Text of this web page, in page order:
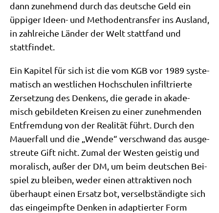
dann zuneh­mend durch das deut­sche Geld ein
üppi­ger Ideen- und Metho­den­trans­fer ins Aus­land,
in zahl­rei­che Län­der der Welt statt­fand und
stattfindet.
Ein Kapi­tel für sich ist die vom KGB vor 1989 syste­
ma­tisch an west­li­chen Hoch­schu­len infil­trier­te
Zer­set­zung des Den­kens, die gera­de in aka­de­
misch gebil­de­ten Krei­sen zu einer zuneh­men­den
Ent­frem­dung von der Rea­li­tät führt. Durch den
Mau­er­fall und die „Wen­de“ ver­schwand das aus­ge­
streu­te Gift nicht. Zumal der Westen gei­stig und
mora­lisch, außer der DM, um beim deut­schen Bei­
spiel zu blei­ben, weder einen attrak­ti­ven noch
über­haupt einen Ersatz bot, ver­selb­stän­dig­te sich
das ein­ge­impf­te Den­ken in adap­tier­ter Form